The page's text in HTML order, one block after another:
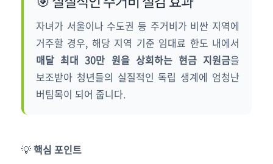
자녀가 서울이나 수도권 등 주거비가 비싼 지역에
거주할 경우, 해당 지역 기준 임대료 한도 내에서
매달 최대 30만 원을 상회하는 현금 지원금을
보조받아 청년들의 실질적인 독립 생계에 엄청난
버팀목이 되어 줍니다.
💡핵심 포인트